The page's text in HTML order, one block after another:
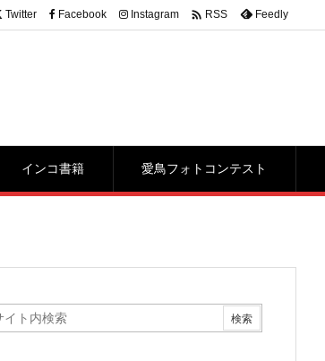
インコ書籍 愛鳥フォトコンテスト
Twitter Facebook Instagram  RSS Feedly